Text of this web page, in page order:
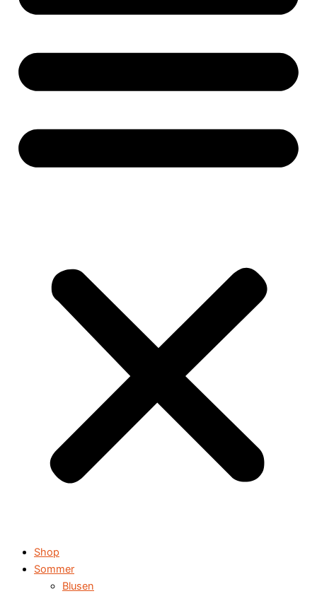
Shop
Sommer
Blusen